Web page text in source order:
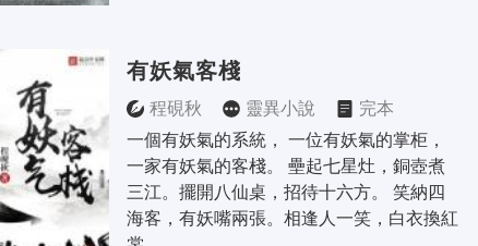
有妖氣客棧
程硯秋 靈異小說
完本
一個有妖氣的系統， 一位有妖氣的掌柜，
一家有妖氣的客棧。 壘起七星灶，銅壺煮
三江。擺開八仙桌，招待十六方。 笑納四
海客，有妖嘴兩張。相逢人一笑，白衣換紅